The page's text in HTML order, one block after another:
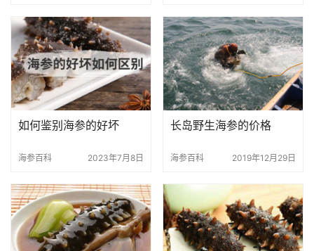
如何鉴别海参的好坏
海参百科 2023年7月8日
长岛野生海参的价格
海参百科 2019年12月29日